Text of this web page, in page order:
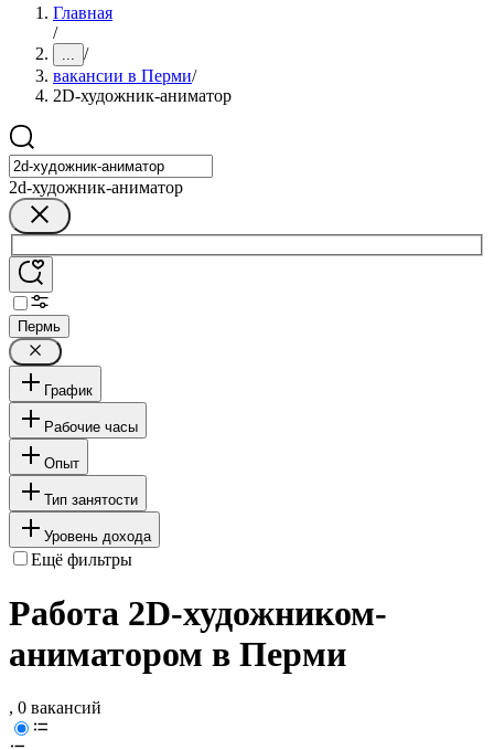
Главная
/
... /
вакансии в Перми/
2D-художник-аниматор
2d-художник-аниматор
Пермь
График
Рабочие часы
Опыт
Тип занятости
Уровень дохода
Ещё фильтры
Работа 2D-художником-
аниматором в Перми
, 0 вакансий